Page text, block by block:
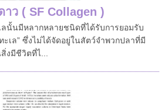
ว ( SF Collagen )
ลนั้นมีหลากหลายชนิดที่ได้รับการยอมรับ
เล” ซึ่งไม่ได้จัดอยู่ในสัตว์จำพวกปลาที่มี
งมีชีวิตที่ไ...